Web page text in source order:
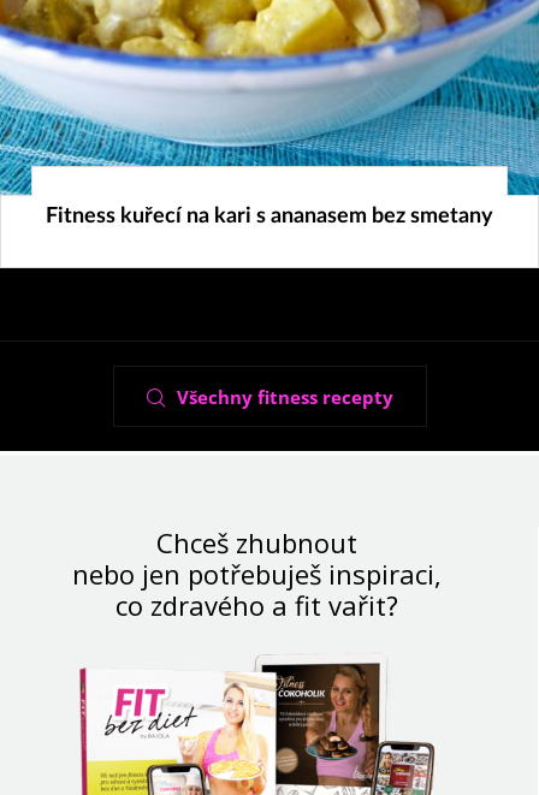
14. 11. 2023
Fitness kuřecí na kari s ananasem bez smetany
Všechny fitness recepty
Chceš zhubnout
nebo jen potřebuješ inspiraci,
co zdravého a fit vařit?